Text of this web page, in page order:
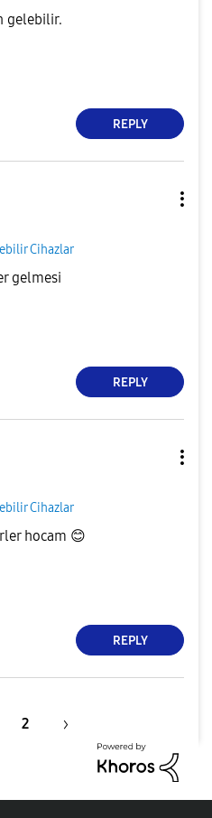
gelebilir.
REPLY
Cihazlar
gelmesi
REPLY
Cihazlar
hocam 😊
REPLY
2